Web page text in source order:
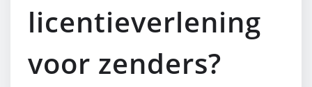
licentieverlening
voor zenders?